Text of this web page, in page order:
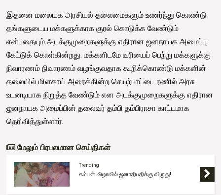
இதனை மலையக அரசியல் தலைமைகளும் உணர்ந்து கொண்டு
தங்களுடைய மக்களுக்காக குரல் கொடுக்க வேண்டும்
என்பதையும் அடக்குமுறைகளுக்கு எதிரான ஜனநாயக அமைப்பு
கேட்டுக் கொள்கின்றது. மக்களிடமே வரியைப் பெற்று மக்களுக்கு
நிவாரணம் நிவாரணம் வழங்குவதாக கூறிக்கொண்டு மக்களின்
தலையில் மிளகாய் அரைக்கின்ற செயற்பாட்டை ரணில் அரசு
உடனடியாக நிறுத்த வேண்டும் என அடக்குமுறைகளுக்கு எதிரான
ஜனநாயக அமைப்பின் தலைவர் தம்பி தம்பிராசா காட்டமாக
தெரிவித்துள்ளார்.
மேலும் பிரபலமான செய்திகள்
Trending
கம்பன் விழாவில் ஜனாதிபதிக்கு விருது!